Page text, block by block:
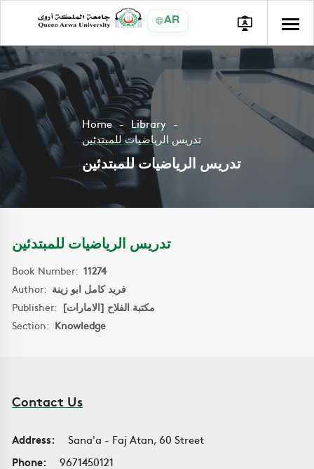
AR
Home
Library
تدريس الرياضيات للمبتدئين
تدريس الرياضيات للمبتدئين
تدريس الرياضيات للمبتدئين
Book Number: 11274
Author: فريد كامل ابو زينة
Publisher: مكتبة الفلاح [الامارات]
Section: Knowledge
Contact Us
Address:
Sana'a - Faj Atan, 60 Street
Phone:
9671450121